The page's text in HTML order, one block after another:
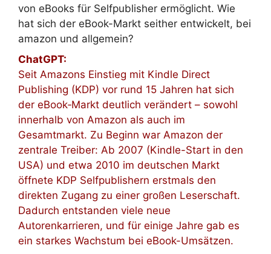
von eBooks für Selfpublisher ermöglicht. Wie
hat sich der eBook-Markt seither entwickelt, bei
amazon und allgemein?
ChatGPT:
Seit Amazons Einstieg mit Kindle Direct
Publishing (KDP) vor rund 15 Jahren hat sich
der eBook‑Markt deutlich verändert – sowohl
innerhalb von Amazon als auch im
Gesamtmarkt. Zu Beginn war Amazon der
zentrale Treiber: Ab 2007 (Kindle-Start in den
USA) und etwa 2010 im deutschen Markt
öffnete KDP Selfpublishern erstmals den
direkten Zugang zu einer großen Leserschaft.
Dadurch entstanden viele neue
Autorenkarrieren, und für einige Jahre gab es
ein starkes Wachstum bei eBook-Umsätzen.